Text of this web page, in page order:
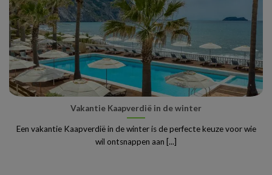
Vakantie Kaapverdië in de winter
Een vakantie Kaapverdië in de winter is de perfecte keuze voor wie
wil ontsnappen aan [...]